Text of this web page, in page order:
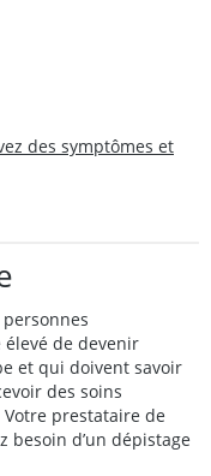
des symptômes et
personnes
de devenir
et qui doivent savoir
des soins
prestataire de
besoin d’un dépistage